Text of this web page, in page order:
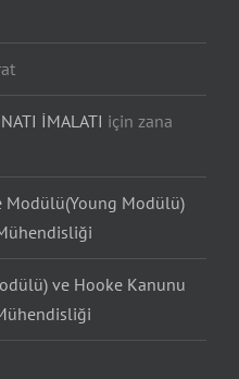
İMALATI için zana
Modülü(Young Modülü)
ve Hooke Kanunu